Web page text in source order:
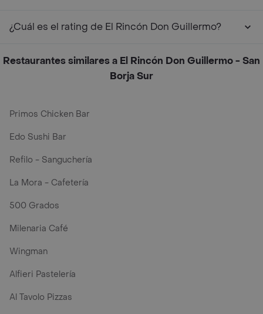
¿Cuál es el rating de El Rincón Don Guillermo?
Restaurantes similares a El Rincón Don Guillermo - San
Borja Sur
Primos Chicken Bar
Edo Sushi Bar
Refilo - Sanguchería
La Mora - Cafetería
500 Grados
Milenaria Café
Wingman
Alfieri Pastelería
Al Tavolo Pizzas